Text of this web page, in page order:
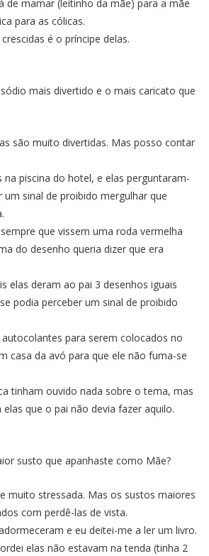
de mamar (leitinho da mãe) para a mãe
para as cólicas.
é o príncipe delas.
mais divertido e o mais caricato que
são muito divertidas. Mas posso contar
piscina do hotel, e elas perguntaram-
um sinal de proibido mergulhar que
que vissem uma roda vermelha
do desenho queria dizer que era
elas deram ao pai 3 desenhos iguais
podia perceber um sinal de proibido
para serem colocados no
casa da avó para que ele não fuma-se
tinham ouvido nada sobre o tema, mas
que o pai não devia fazer aquilo.
susto que apanhaste como Mãe?
muito stressada. Mas os sustos maiores
com perdê-las de vista.
e eu deitei-me a ler um livro.
elas não estavam na tenda (tinha 2